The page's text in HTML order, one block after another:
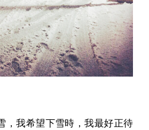
，我希望下雪時，我最好正待